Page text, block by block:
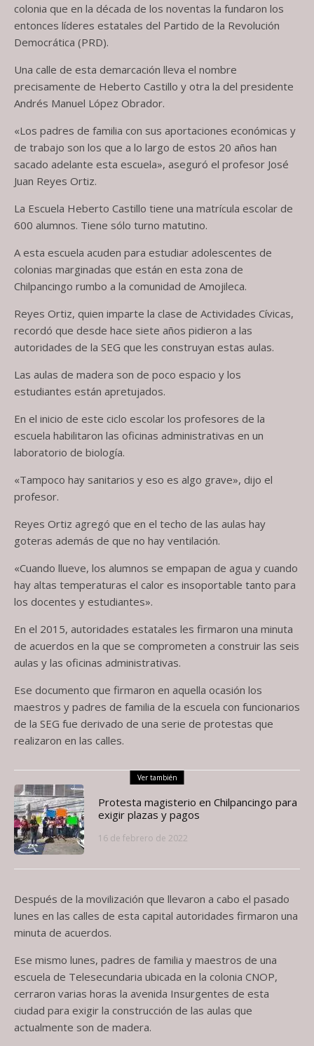
colonia que en la década de los noventas la fundaron los
entonces líderes estatales del Partido de la Revolución
Democrática (PRD).
Una calle de esta demarcación lleva el nombre
precisamente de Heberto Castillo y otra la del presidente
Andrés Manuel López Obrador.
«Los padres de familia con sus aportaciones económicas y
de trabajo son los que a lo largo de estos 20 años han
sacado adelante esta escuela», aseguró el profesor José
Juan Reyes Ortiz.
La Escuela Heberto Castillo tiene una matrícula escolar de
600 alumnos. Tiene sólo turno matutino.
A esta escuela acuden para estudiar adolescentes de
colonias marginadas que están en esta zona de
Chilpancingo rumbo a la comunidad de Amojileca.
Reyes Ortiz, quien imparte la clase de Actividades Cívicas,
recordó que desde hace siete años pidieron a las
autoridades de la SEG que les construyan estas aulas.
Las aulas de madera son de poco espacio y los
estudiantes están apretujados.
En el inicio de este ciclo escolar los profesores de la
escuela habilitaron las oficinas administrativas en un
laboratorio de biología.
«Tampoco hay sanitarios y eso es algo grave», dijo el
profesor.
Reyes Ortiz agregó que en el techo de las aulas hay
goteras además de que no hay ventilación.
«Cuando llueve, los alumnos se empapan de agua y cuando
hay altas temperaturas el calor es insoportable tanto para
los docentes y estudiantes».
En el 2015, autoridades estatales les firmaron una minuta
de acuerdos en la que se comprometen a construir las seis
aulas y las oficinas administrativas.
Ese documento que firmaron en aquella ocasión los
maestros y padres de familia de la escuela con funcionarios
de la SEG fue derivado de una serie de protestas que
realizaron en las calles.
Ver también
Protesta magisterio en Chilpancingo para
exigir plazas y pagos
16 de febrero de 2022
Después de la movilización que llevaron a cabo el pasado
lunes en las calles de esta capital autoridades firmaron una
minuta de acuerdos.
Ese mismo lunes, padres de familia y maestros de una
escuela de Telesecundaria ubicada en la colonia CNOP,
cerraron varias horas la avenida Insurgentes de esta
ciudad para exigir la construcción de las aulas que
actualmente son de madera.